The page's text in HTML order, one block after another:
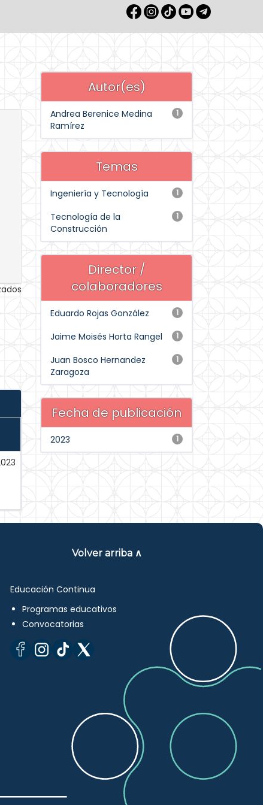
Autor(es)
1
Andrea Berenice Medina
Ramírez
Temas
1
Ingeniería y Tecnología
1
Tecnología de la
Construcción
Director /
colaboradores
1
Eduardo Rojas González
1
Jaime Moisés Horta Rangel
1
Juan Bosco Hernandez
Zaragoza
Fecha de publicación
1
2023
Volver arriba ∧
Educación Continua
Programas educativos
Convocatorias